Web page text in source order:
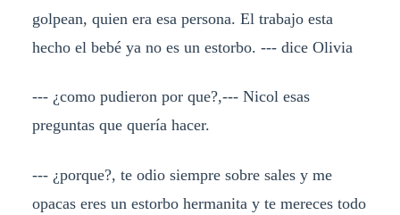
golpean, quien era esa persona. El trabajo esta
hecho el bebé ya no es un estorbo. --- dice Olivia
--- ¿como pudieron por que?,--- Nicol esas
preguntas que quería hacer.
--- ¿porque?, te odio siempre sobre sales y me
opacas eres un estorbo hermanita y te mereces todo